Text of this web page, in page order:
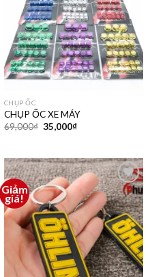
CHỤP ỐC
CHỤP ỐC XE MÁY
69,000₫ 35,000₫
Giảm
giá!
Thêm
vào
yêu
thích